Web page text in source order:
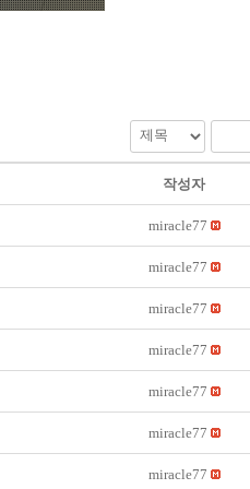
작성자
miracle77
miracle77
miracle77
miracle77
miracle77
miracle77
miracle77